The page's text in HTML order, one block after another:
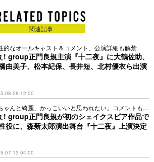
関連記事
的なオールキャスト＆コメント、公演詳細も解禁
! group正門良規主演『十二夜』に大鶴佐助、
由美子、松本紀保、長井短、北村優衣ら出演
12:00
ゃんと綺麗、かっこいいと思われたい」コメントも到
! group正門良規が初のシェイクスピア作品で
役に、森新太郎演出舞台『十二夜』上演決定
04:00